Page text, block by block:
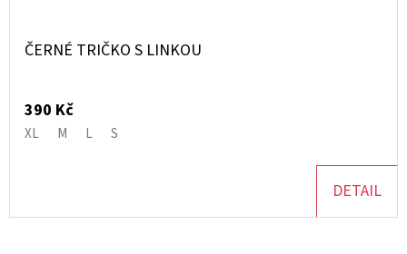
ČERNÉ TRIČKO S LINKOU
390 Kč
XL M L S
DETAIL